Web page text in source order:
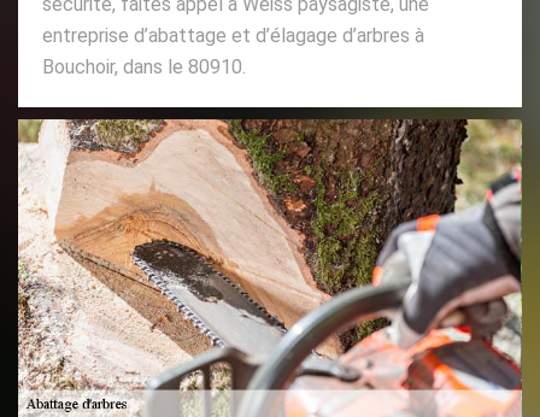
entreprise d’abattage et d’élagage d’arbres à
Bouchoir, dans le 80910.